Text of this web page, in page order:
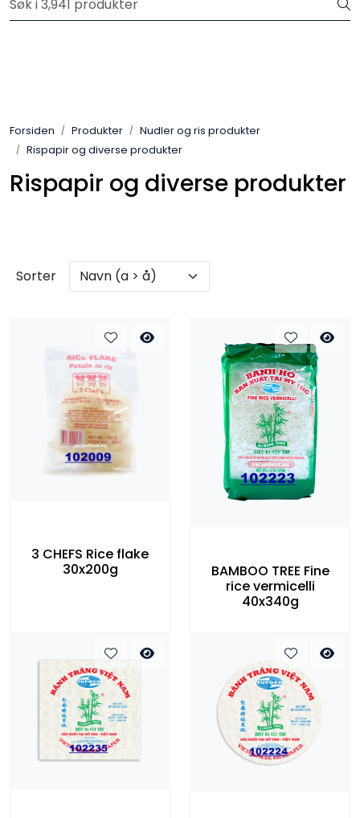
Skip to main content
Velkommen til vår nye nettbutikk! Trykk her for å lese mer
Forsiden Produkter
Nudler og ris produkter
Rispapir og diverse produkter
Rispapir og diverse produkter
Sorter
3 CHEFS Rice flake
30x200g
BAMBOO TREE Fine
rice vermicelli
40x340g
Restaurantprodukter
Merkevarer